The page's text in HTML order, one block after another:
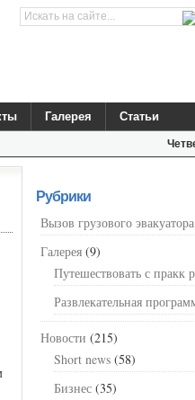
Галерея Статьи
Рубрики
Вызов грузового эвакуатора
Галерея (9)
Путешествовать с пракк
Развлекательная
Новости (215)
Short news (58)
Бизнес (35)